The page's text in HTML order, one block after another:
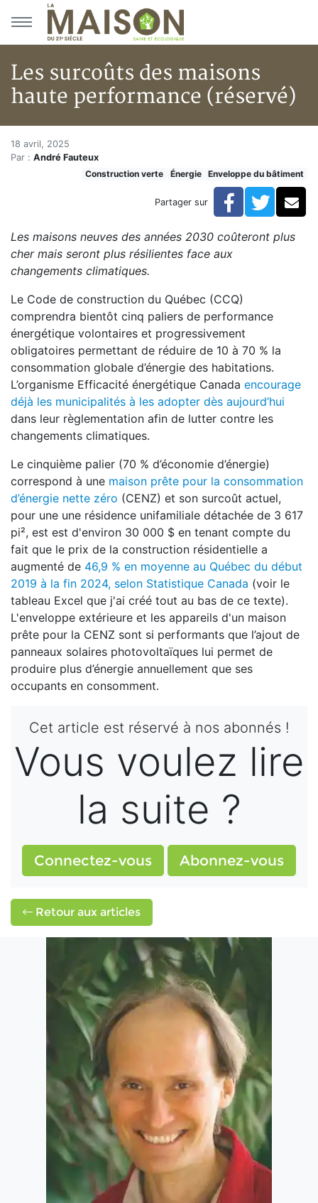
Aller au menu principal
Aller au contenu principal
Les surcoûts des maisons
haute performance (réservé)
Accueil
Articles
Construction verte
Les surcoûts des maisons haute performance
Les surcoûts des maisons
18 avril, 2025
Par : André Fauteux
Construction verte
Énergie Enveloppe du bâtiment
Partager sur Facebook
Les maisons neuves des années 2030 coûteront plus
cher mais seront plus résilientes face aux
changements climatiques.
Le Code de construction du Québec (CCQ)
comprendra bientôt cinq paliers de performance
énergétique volontaires et progressivement
obligatoires permettant de réduire de 10 à 70 % la
consommation globale d’énergie des habitations.
L’organisme Efficacité énergétique Canada encourage
déjà les municipalités à les adopter dès aujourd’hui
dans leur règlementation afin de lutter contre les
changements climatiques.
Le cinquième palier (70 % d’économie d’énergie)
correspond à une maison prête pour la consommation
d’énergie nette zéro (CENZ) et son surcoût actuel,
pour une une résidence unifamiliale détachée de 3 617
pi², est est d'environ 30 000 $ en tenant compte du
fait que le prix de la construction résidentielle a
augmenté de 46,9 % en moyenne au Québec du début
2019 à la fin 2024, selon Statistique Canada (voir le
tableau Excel que j'ai créé tout au bas de ce texte).
L'enveloppe extérieure et les appareils d'un maison
prête pour la CENZ sont si performants que l’ajout de
panneaux solaires photovoltaïques lui permet de
produire plus d’énergie annuellement que ses
occupants en consomment.
Cet article est réservé à nos abonnés !
Vous voulez lire
la suite ?
Connectez-vous Abonnez-vous
Retour aux articles